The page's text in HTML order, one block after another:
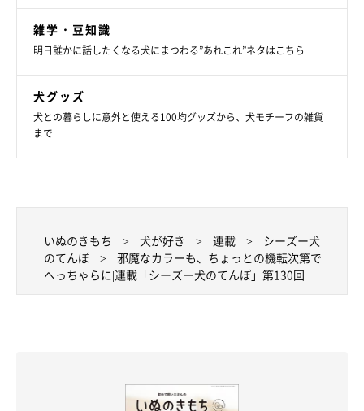
雑学・豆知識
明日誰かに話したくなる犬にまつわる”あれこれ”ネタはこちら
犬グッズ
犬との暮らしに意外と使える100均グッズから、犬モチーフの雑貨
まで
いぬのきもち 犬が好き 連載
シーズー犬
のてんぽ
邪魔なカラーも、ちょっとの機転次第で
へっちゃらに|連載「シーズー犬のてんぽ」第130回